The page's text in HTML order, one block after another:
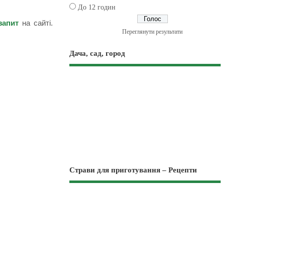
на сайті.
До 12 годин
Переглянути результати
Дача, сад, город
Страви для приготування – Рецепти